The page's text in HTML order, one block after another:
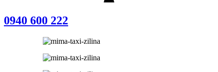
0940 600 222